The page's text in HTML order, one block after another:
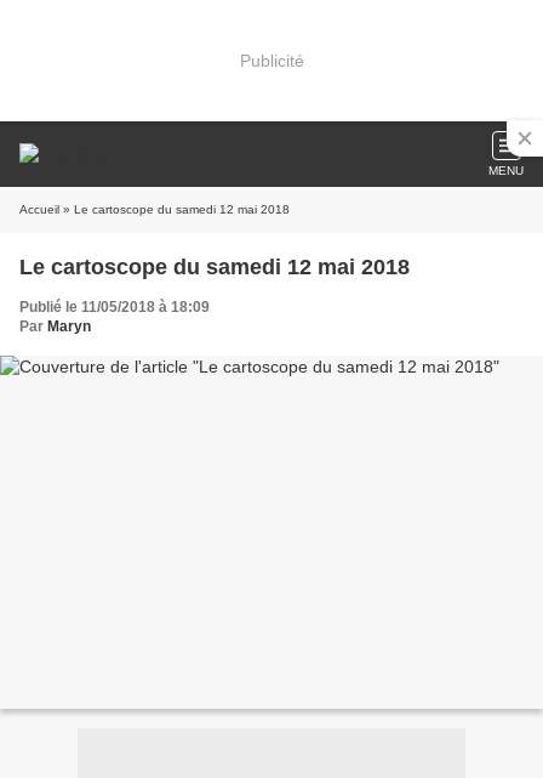
Publicité
MENU
Accueil » Le cartoscope du samedi 12 mai 2018
Le cartoscope du samedi 12 mai 2018
Publié le 11/05/2018 à 18:09
Par Maryn